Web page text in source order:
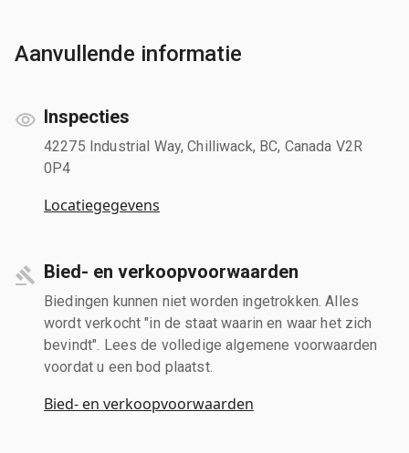
Aanvullende informatie
Inspecties
42275 Industrial Way, Chilliwack, BC, Canada V2R
0P4
Locatiegegevens
Bied- en verkoopvoorwaarden
Biedingen kunnen niet worden ingetrokken. Alles
wordt verkocht "in de staat waarin en waar het zich
bevindt". Lees de volledige algemene voorwaarden
voordat u een bod plaatst.
Bied- en verkoopvoorwaarden